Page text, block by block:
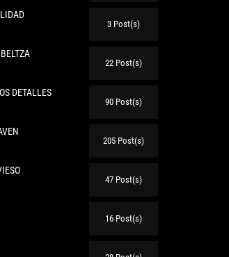
3 Post(s)
22 Post(s)
DETALLES
90 Post(s)
205 Post(s)
47 Post(s)
16 Post(s)